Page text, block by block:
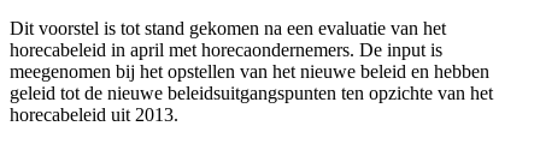
Dit voorstel is tot stand gekomen na een evaluatie van het
horecabeleid in april met horecaondernemers. De input is
meegenomen bij het opstellen van het nieuwe beleid en hebben
geleid tot de nieuwe beleidsuitgangspunten ten opzichte van het
horecabeleid uit 2013.